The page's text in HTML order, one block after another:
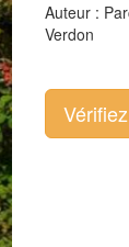
Auteur :
Verdon